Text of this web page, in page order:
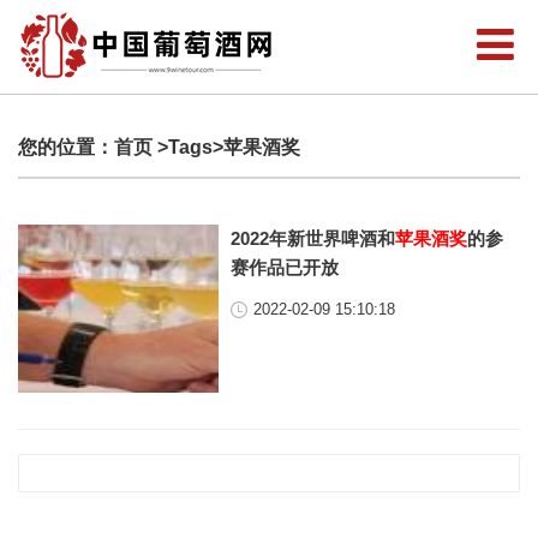
您的位置： 首页 >Tags>苹果酒奖
2022年新世界啤酒和苹果酒奖的参
赛作品已开放
2022-02-09 15:10:18